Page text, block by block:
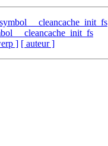
__cleancache_init_fs
__cleancache_init_fs
] [ auteur ]